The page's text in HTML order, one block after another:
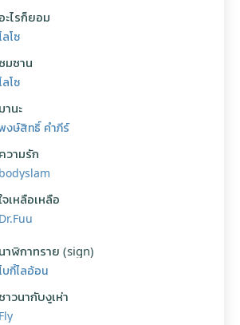
อะไรก็ยอม
ลโซ
ซมซาน
ลโซ
มานะ
งษ์สิทธิ์ คำภีร์
ความรัก
bodyslam
จเหลือเหลือ
Dr.Fuu
นาฬิกาทราย (sign)
บกี้ไลอ้อน
ชาวนากับงูเห่า
Fly